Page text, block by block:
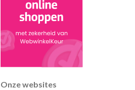
Onze websites